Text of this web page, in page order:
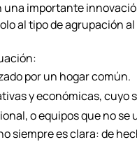
importante
al tipo de agrupación
por un hogar común.
y económicas,
o equipos que no se
siempre es clara: de